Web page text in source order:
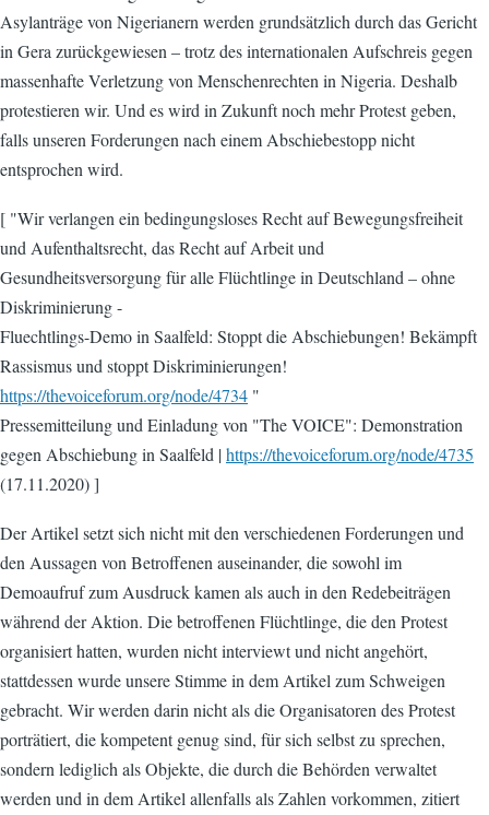
Asylanträge von Nigerianern werden grundsätzlich durch das Gericht
in Gera zurückgewiesen – trotz des internationalen Aufschreis gegen
massenhafte Verletzung von Menschenrechten in Nigeria. Deshalb
protestieren wir. Und es wird in Zukunft noch mehr Protest geben,
falls unseren Forderungen nach einem Abschiebestopp nicht
entsprochen wird.
[ "Wir verlangen ein bedingungsloses Recht auf Bewegungsfreiheit
und Aufenthaltsrecht, das Recht auf Arbeit und
Gesundheitsversorgung für alle Flüchtlinge in Deutschland – ohne
Diskriminierung -
Fluechtlings-Demo in Saalfeld: Stoppt die Abschiebungen! Bekämpft
Rassismus und stoppt Diskriminierungen!
https://thevoiceforum.org/node/4734 "
Pressemitteilung und Einladung von "The VOICE": Demonstration
gegen Abschiebung in Saalfeld |https://thevoiceforum.org/node/4735
(17.11.2020) ]
Der Artikel setzt sich nicht mit den verschiedenen Forderungen und
den Aussagen von Betroffenen auseinander, die sowohl im
Demoaufruf zum Ausdruck kamen als auch in den Redebeiträgen
während der Aktion. Die betroffenen Flüchtlinge, die den Protest
organisiert hatten, wurden nicht interviewt und nicht angehört,
stattdessen wurde unsere Stimme in dem Artikel zum Schweigen
gebracht. Wir werden darin nicht als die Organisatoren des Protest
porträtiert, die kompetent genug sind, für sich selbst zu sprechen,
sondern lediglich als Objekte, die durch die Behörden verwaltet
werden und in dem Artikel allenfalls als Zahlen vorkommen, zitiert